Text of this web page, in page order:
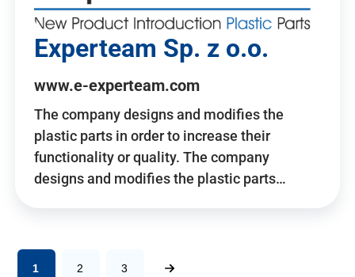
Experteam Sp. z o.o.
www.e-experteam.com
The company designs and modifies the
plastic parts in order to increase their
functionality or quality. The company
designs and modifies the plastic parts…
1 2 3